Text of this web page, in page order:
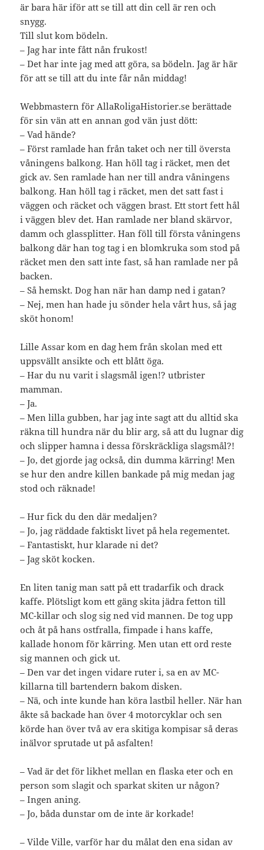
är bara här iför att se till att din cell är ren och
snygg.
Till slut kom bödeln.
– Jag har inte fått nån frukost!
– Det har inte jag med att göra, sa bödeln. Jag är här
för att se till att du inte får nån middag!
Webbmastern för AllaRoligaHistorier.se berättade
för sin vän att en annan god vän just dött:
– Vad hände?
– Först ramlade han från taket och ner till översta
våningens balkong. Han höll tag i räcket, men det
gick av. Sen ramlade han ner till andra våningens
balkong. Han höll tag i räcket, men det satt fast i
väggen och räcket och väggen brast. Ett stort fett hål
i väggen blev det. Han ramlade ner bland skärvor,
damm och glassplitter. Han föll till första våningens
balkong där han tog tag i en blomkruka som stod på
räcket men den satt inte fast, så han ramlade ner på
backen.
– Så hemskt. Dog han när han damp ned i gatan?
– Nej, men han hade ju sönder hela vårt hus, så jag
sköt honom!
Lille Assar kom en dag hem från skolan med ett
uppsvällt ansikte och ett blått öga.
– Har du nu varit i slagsmål igen!? utbrister
mamman.
– Ja.
– Men lilla gubben, har jag inte sagt att du alltid ska
räkna till hundra när du blir arg, så att du lugnar dig
och slipper hamna i dessa förskräckliga slagsmål?!
– Jo, det gjorde jag också, din dumma kärring! Men
se hur den andre killen bankade på mig medan jag
stod och räknade!
– Hur fick du den där medaljen?
– Jo, jag räddade faktiskt livet på hela regementet.
– Fantastiskt, hur klarade ni det?
– Jag sköt kocken.
En liten tanig man satt på ett tradarfik och drack
kaffe. Plötsligt kom ett gäng skita jädra fetton till
MC-killar och slog sig ned vid mannen. De tog upp
och åt på hans ostfralla, fimpade i hans kaffe,
kallade honom för kärring. Men utan ett ord reste
sig mannen och gick ut.
– Den var det ingen vidare ruter i, sa en av MC-
killarna till bartendern bakom disken.
– Nä, och inte kunde han köra lastbil heller. När han
åkte så backade han över 4 motorcyklar och sen
körde han över två av era skitiga kompisar så deras
inälvor sprutade ut på asfalten!
– Vad är det för likhet mellan en flaska eter och en
person som slagit och sparkat skiten ur någon?
– Ingen aning.
– Jo, båda dunstar om de inte är korkade!
– Vilde Ville, varför har du målat den ena sidan av